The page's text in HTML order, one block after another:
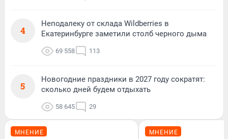
4
Неподалеку от склада Wildberries в
Екатеринбурге заметили столб черного дыма
69 558 113
5
Новогодние праздники в 2027 году сократят:
сколько дней будем отдыхать
58 645 29
МНЕНИЕ МНЕНИЕ